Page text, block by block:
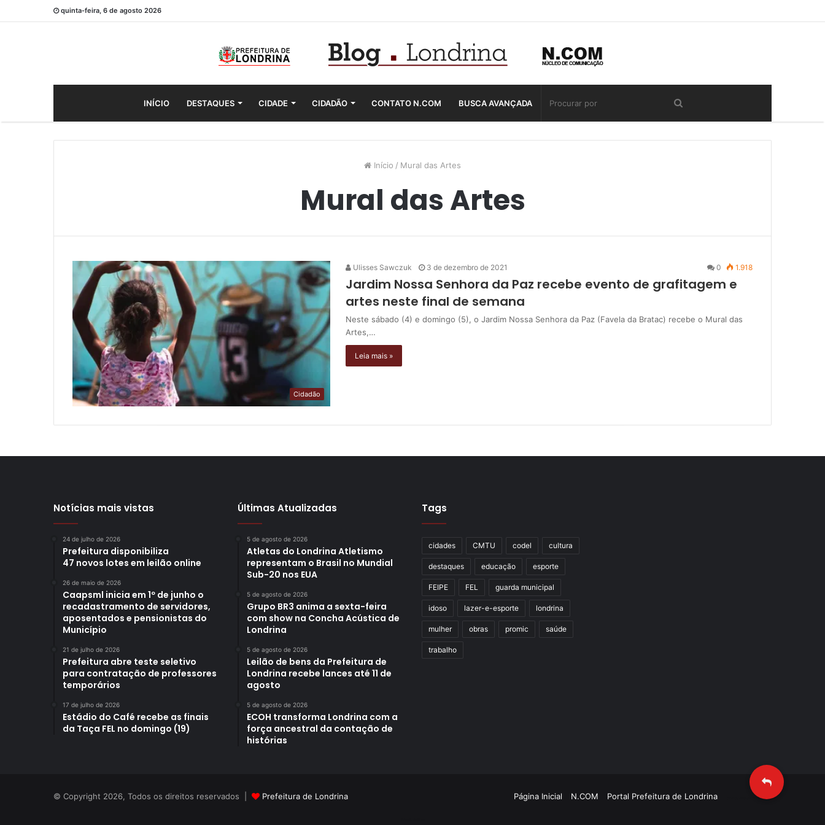
quinta-feira, 6 de agosto 2026
INÍCIO DESTAQUES CIDADE CIDADÃO CONTATO N.COM BUSCA AVANÇADA
Início / Mural das Artes
Mural das Artes
Cidadão
Ulisses Sawczuk 3 de dezembro de 2021 0 1.918
Jardim Nossa Senhora da Paz recebe evento de grafitagem e
artes neste final de semana
Neste sábado (4) e domingo (5), o Jardim Nossa Senhora da Paz (Favela da Bratac) recebe o Mural das
Artes,…
Leia mais »
Notícias mais vistas
24 de julho de 2026
Prefeitura disponibiliza
47 novos lotes em leilão online
26 de maio de 2026
Caapsml inicia em 1º de junho o
recadastramento de servidores,
aposentados e pensionistas do
Município
21 de julho de 2026
Prefeitura abre teste seletivo
para contratação de professores
temporários
17 de julho de 2026
Estádio do Café recebe as finais
da Taça FEL no domingo (19)
Últimas Atualizadas
5 de agosto de 2026
Atletas do Londrina Atletismo
representam o Brasil no Mundial
Sub-20 nos EUA
5 de agosto de 2026
Grupo BR3 anima a sexta-feira
com show na Concha Acústica de
Londrina
5 de agosto de 2026
Leilão de bens da Prefeitura de
Londrina recebe lances até 11 de
agosto
5 de agosto de 2026
ECOH transforma Londrina com a
força ancestral da contação de
histórias
Tags
cidades CMTU codel cultura
destaques educação esporte
FEIPE FEL guarda municipal
idoso lazer-e-esporte londrina
mulher obras promic saúde
trabalho
© Copyright 2026, Todos os direitos reservados | Prefeitura de Londrina Criação de Sites TTG Sistemas
Página Inicial N.COM Portal Prefeitura de Londrina